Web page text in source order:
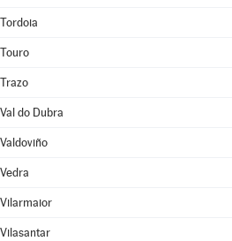
Tordoia
Touro
Trazo
Val do Dubra
Valdoviño
Vedra
Vilarmaior
Vilasantar